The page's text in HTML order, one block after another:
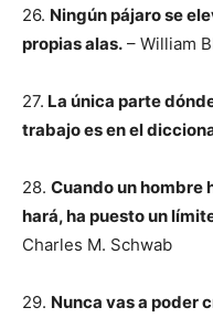
26. Ningún pájaro se
propias alas. – William
27. La única parte
trabajo es en el
28. Cuando un hombre
hará, ha puesto un
Charles M. Schwab
29. Nunca vas a poder